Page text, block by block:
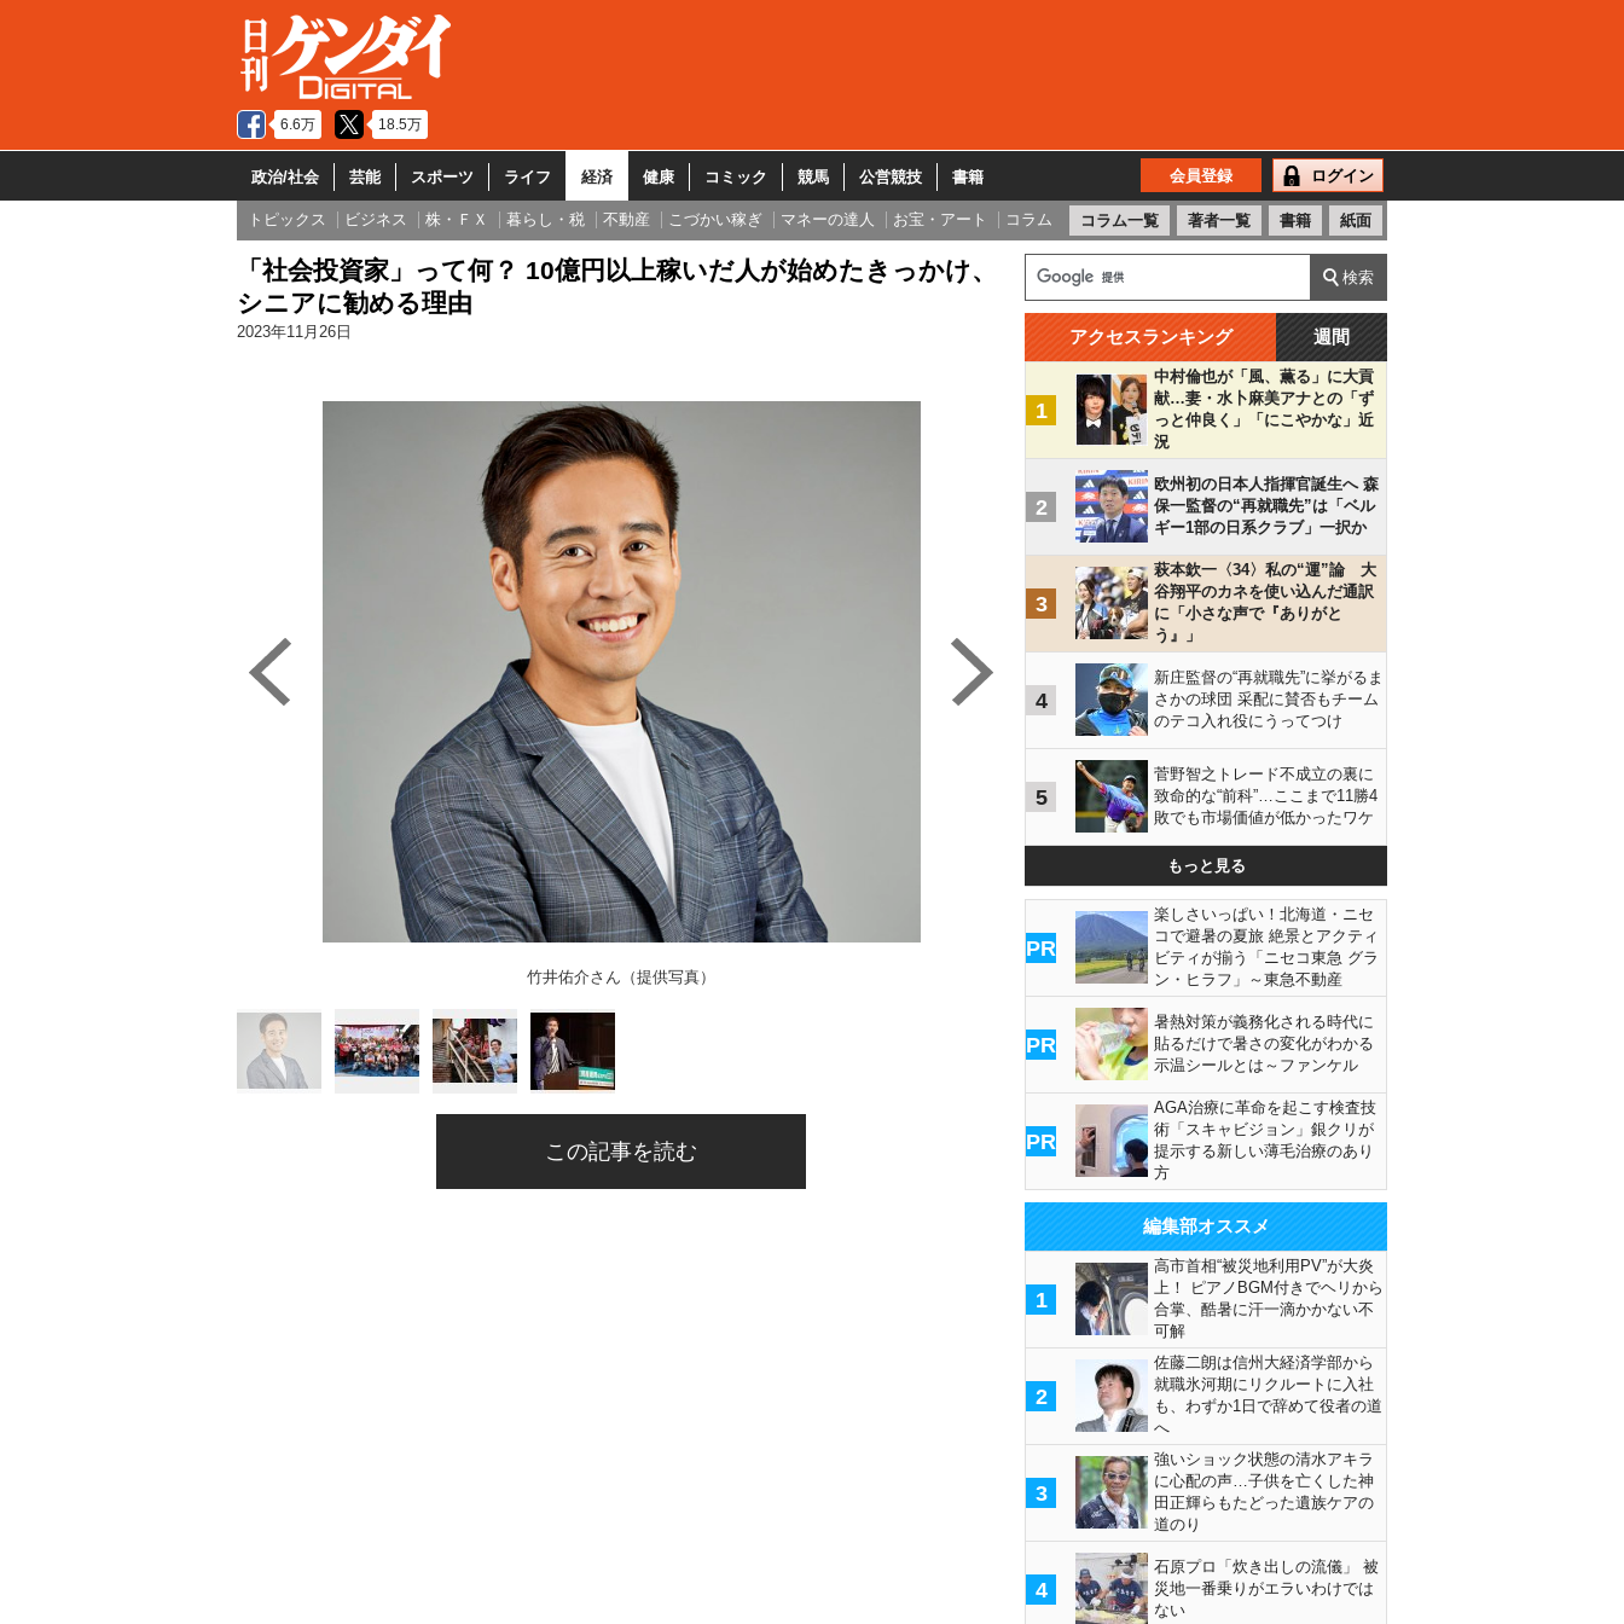
6.6万 18.5万
政治/社会 芸能 スポーツ ライフ 経済 健康 コミック 競馬 公営競技 書籍 会員登録 ログイン
トピックス ビジネス 株・ＦＸ 暮らし・税 不動産 こづかい稼ぎ マネーの達人 お宝・アート コラム コラム一覧 著者一覧 書籍 紙面
「社会投資家」って何？ 10億円以上稼いだ人が始めたきっかけ、
シニアに勧める理由
2023年11月26日
竹井佑介さん（提供写真）
アジアを中心に社会投資活動を行っている（提供写真）
この記事を読む
アクセスランキング 週間
1
中村倫也が「風、薫る」に大貢
献…妻・水卜麻美アナとの「ず
っと仲良く」「にこやかな」近
況
2
欧州初の日本人指揮官誕生へ 森
保一監督の“再就職先”は「ベル
ギー1部の日系クラブ」一択か
3
萩本欽一〈34〉私の“運”論 大
谷翔平のカネを使い込んだ通訳
に「小さな声で『ありがと
う』」
4
新庄監督の“再就職先”に挙がるま
さかの球団 采配に賛否もチーム
のテコ入れ役にうってつけ
5
菅野智之トレード不成立の裏に
致命的な“前科”…ここまで11勝4
敗でも市場価値が低かったワケ
もっと見る
PR
楽しさいっぱい！北海道・ニセ
コで避暑の夏旅 絶景とアクティ
ビティが揃う「ニセコ東急 グラ
ン・ヒラフ」～東急不動産
PR
暑熱対策が義務化される時代に
貼るだけで暑さの変化がわかる
示温シールとは～ファンケル
PR
AGA治療に革命を起こす検査技
術「スキャビジョン」銀クリが
提示する新しい薄毛治療のあり
方
編集部オススメ
1
高市首相“被災地利用PV”が大炎
上！ ピアノBGM付きでヘリから
合掌、酷暑に汗一滴かかない不
可解
2
佐藤二朗は信州大経済学部から
就職氷河期にリクルートに入社
も、わずか1日で辞めて役者の道
へ
3
強いショック状態の清水アキラ
に心配の声…子供を亡くした神
田正輝らもたどった遺族ケアの
道のり
4
石原プロ「炊き出しの流儀」 被
災地一番乗りがエラいわけでは
ない